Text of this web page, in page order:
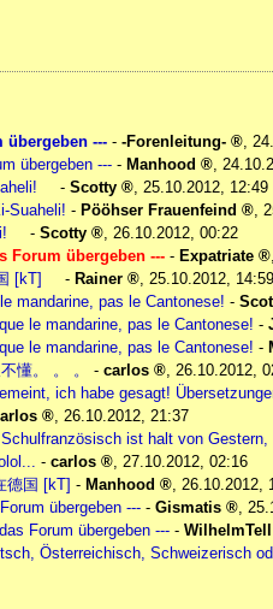
übergeben --- - -Forenleitung- ,
übergeben --- - Manhood ,
- Scotty , 25.10.2012, 12:49
Suaheli! - Pööhser Frauenfeind ,
- Scotty , 26.10.2012, 00:22
Forum übergeben --- - Expatriate
[kT]
- Rainer , 25.10.2012, 14:59
mandarine, pas le Cantonese! -
le mandarine, pas le Cantonese! -
le mandarine, pas le Cantonese! -
懂。 。 。
- carlos , 26.10.2012,
ich habe gesagt!
, 26.10.2012, 21:37
ist halt von
- carlos , 27.10.2012, 02:16
德国 [kT] - Manhood , 26.10.2012,
übergeben --- - Gismatis ,
Forum übergeben --- - WilhelmTell
Österreichisch, Schweizerisch